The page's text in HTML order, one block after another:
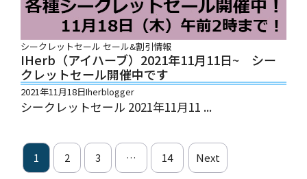
シークレットセール セール&割引情報
IHerb（アイハーブ）2021年11月11日~ シー
クレットセール開催中です
2021年11月18日Iherblogger
シークレットセール 2021年11月11 ...
1 2 3 … 14 Next